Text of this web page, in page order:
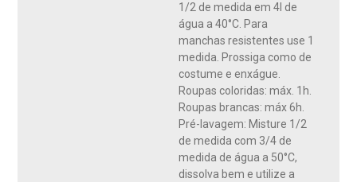
1/2 de medida em 4l de
água a 40°C. Para
manchas resistentes use 1
medida. Prossiga como de
costume e enxágue.
Roupas coloridas: máx. 1h.
Roupas brancas: máx 6h.
Pré-lavagem: Misture 1/2
de medida com 3/4 de
medida de água a 50°C,
dissolva bem e utilize a